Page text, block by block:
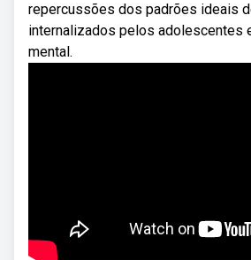
repercussões dos padrões ideais
internalizados pelos adolescentes
mental.